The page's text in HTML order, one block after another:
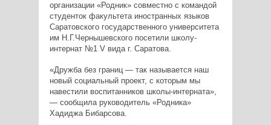
организации «Родник» совместно с командой
студенток факультета иностранных языков
Саратовского государственного университета
им Н.Г.Чернышевского посетили школу-
интернат №1 V вида г. Саратова.
«Дружба без границ — так называется наш
новый социальный проект, с которым мы
навестили воспитанников школы-интерната»,
— сообщила руководитель «Родника»
Хадиджа Бибарсова.